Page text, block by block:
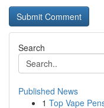
Search
Published News
1 Top Vape